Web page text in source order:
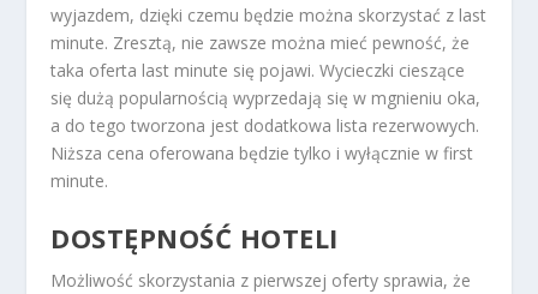
wyjazdem, dzięki czemu będzie można skorzystać z last
minute. Zresztą, nie zawsze można mieć pewność, że
taka oferta last minute się pojawi. Wycieczki cieszące
się dużą popularnością wyprzedają się w mgnieniu oka,
a do tego tworzona jest dodatkowa lista rezerwowych.
Niższa cena oferowana będzie tylko i wyłącznie w first
minute.
DOSTĘPNOŚĆ HOTELI
Możliwość skorzystania z pierwszej oferty sprawia, że